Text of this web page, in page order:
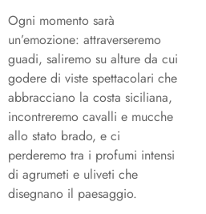
Ogni momento sarà
un’emozione: attraverseremo
guadi, saliremo su alture da cui
godere di viste spettacolari che
abbracciano la costa siciliana,
incontreremo cavalli e mucche
allo stato brado, e ci
perderemo tra i profumi intensi
di agrumeti e uliveti che
disegnano il paesaggio.